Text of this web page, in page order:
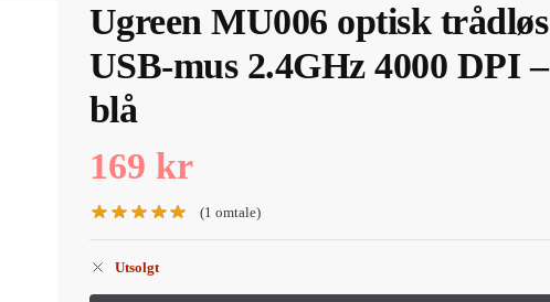
Ugreen MU006 optisk trådløs
USB-mus 2.4GHz 4000 DPI –
blå
169 kr
(1 omtale)
Utsolgt